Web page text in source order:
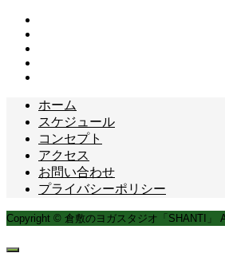
ホーム
スケジュール
コンセプト
アクセス
お問い合わせ
プライバシーポリシー
Copyright © 倉敷のヨガスタジオ「SHANTI」